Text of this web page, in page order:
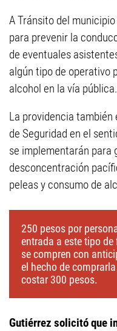
A Tránsito del
para prevenir la
de eventuales
algún tipo de operativo
alcohol en la vía pública.
La providencia
de Seguridad en el
se implementarán para
desconcentración
peleas y consumo de
250 pesos por
entrada a este tipo
se compren con
el hecho de
costar 300 pesos.
Gutiérrez solicitó que